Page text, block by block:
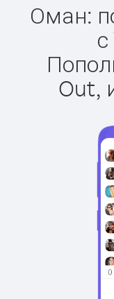
Оман:
Out,